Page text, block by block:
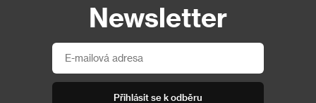
Newsletter
Přihlásit se k odběru